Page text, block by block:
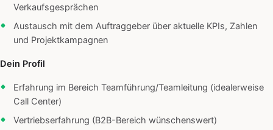
Verkaufsgesprächen
Austausch mit dem Auftraggeber über aktuelle KPIs, Zahlen
und Projektkampagnen
Dein Profil
Erfahrung im Bereich Teamführung/Teamleitung (idealerweise
Call Center)
Vertriebserfahrung (B2B-Bereich wünschenswert)